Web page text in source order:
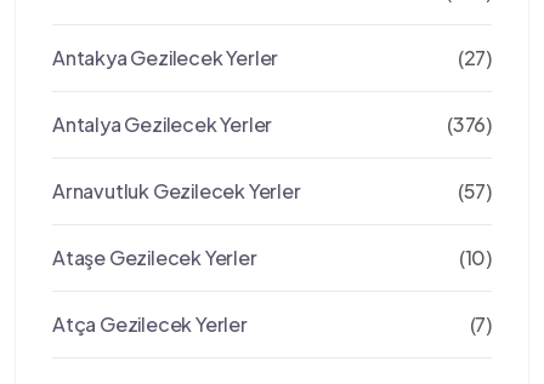
Antakya Gezilecek Yerler (27)
Antalya Gezilecek Yerler (376)
Arnavutluk Gezilecek Yerler (57)
Ataşe Gezilecek Yerler (10)
Atça Gezilecek Yerler (7)